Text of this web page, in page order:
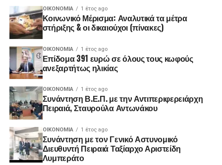
ΟΙΚΟΝΟΜΊΑ 1 έτος ago
Κοινωνικό Μέρισμα: Αναλυτικά τα μέτρα
στήριξης & οι δικαιούχοι (πίνακες)
ΟΙΚΟΝΟΜΊΑ 1 έτος ago
Επίδομα 391 ευρώ σε όλους τους κωφούς
ανεξαρτήτως ηλικίας
ΟΙΚΟΝΟΜΊΑ 1 έτος ago
Συνάντηση Β.Ε.Π. με την Αντιπεριφερειάρχη
Πειραιά, Σταυρούλα Αντωνάκου
ΟΙΚΟΝΟΜΊΑ 1 έτος ago
Συνάντηση με τον Γενικό Αστυνομικό
Διευθυντή Πειραιά Ταξίαρχο Αριστείδη
Λυμπεράτο